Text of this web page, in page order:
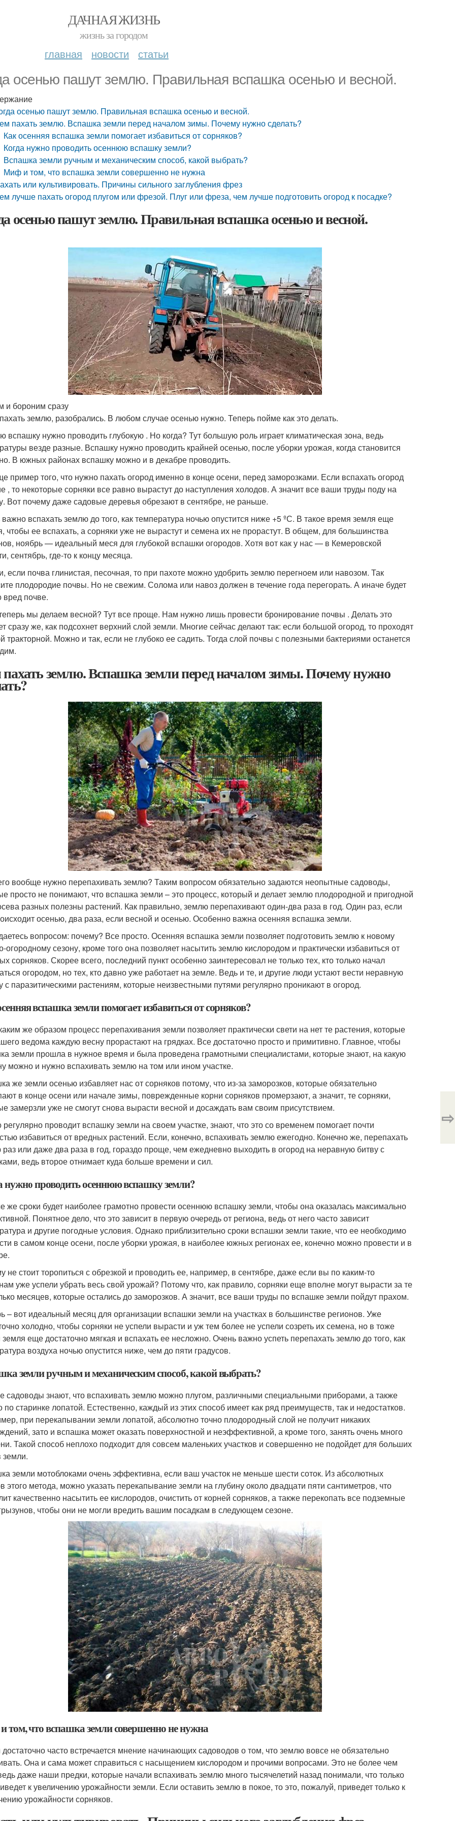
ДАЧНАЯ ЖИЗНЬ
жизнь за городом
главная новости статьи
осенью пашут землю. Правильная вспашка осенью и весной.
осенью пашут землю. Правильная вспашка осенью и весной.
пахать землю. Вспашка земли перед началом зимы. Почему нужно сделать?
Как осенняя вспашка земли помогает избавиться от сорняков?
Когда нужно проводить осеннюю вспашку земли?
Вспашка земли ручным и механическим способ, какой выбрать?
Миф и том, что вспашка земли совершенно не нужна
или культивировать. Причины сильного заглубления фрез
лучше пахать огород плугом или фрезой. Плуг или фреза, чем лучше подготовить огород к посадке?
осенью пашут землю. Правильная вспашка осенью и весной.
и бороним сразу
землю, разобрались. В любом случае осенью нужно. Теперь пойме как это делать.
вспашку нужно проводить глубокую . Но когда? Тут большую роль играет климатическая зона, ведь
везде разные. Вспашку нужно проводить крайней осенью, после уборки урожая, когда становится
В южных районах вспашку можно и в декабре проводить.
пример того, что нужно пахать огород именно в конце осени, перед заморозками. Если вспахать огород
, то некоторые сорняки все равно вырастут до наступления холодов. А значит все ваши труды поду на
Вот почему даже садовые деревья обрезают в сентябре, не раньше.
вспахать землю до того, как температура ночью опустится ниже +5 ºС. В такое время земля еще
чтобы ее вспахать, а сорняки уже не вырастут и семена их не прорастут. В общем, для большинства
ноябрь — идеальный меся для глубокой вспашки огородов. Хотя вот как у нас — в Кемеровской
сентябрь, где-то к концу месяца.
если почва глинистая, песочная, то при пахоте можно удобрить землю перегноем или навозом. Так
плодородие почвы. Но не свежим. Солома или навоз должен в течение года перегорать. А иначе будет
вред почве.
мы делаем весной? Тут все проще. Нам нужно лишь провести бронирование почвы . Делать это
сразу же, как подсохнет верхний слой земли. Многие сейчас делают так: если большой огород, то проходят
тракторной. Можно и так, если не глубоко ее садить. Тогда слой почвы с полезными бактериями останется
землю. Вспашка земли перед началом зимы. Почему нужно
вообще нужно перепахивать землю? Таким вопросом обязательно задаются неопытные садоводы,
просто не понимают, что вспашка земли – это процесс, который и делает землю плодородной и пригодной
разных полезны растений. Как правильно, землю перепахивают один-два раза в год. Один раз, если
осенью, два раза, если весной и осенью. Особенно важна осенняя вспашка земли.
вопросом: почему? Все просто. Осенняя вспашка земли позволяет подготовить землю к новому
огородному сезону, кроме того она позволяет насытить землю кислородом и практически избавиться от
сорняков. Скорее всего, последний пункт особенно заинтересовал не только тех, кто только начал
огородом, но тех, кто давно уже работает на земле. Ведь и те, и другие люди устают вести неравную
с паразитическими растениям, которые неизвестными путями регулярно проникают в огород.
вспашка земли помогает избавиться от сорняков?
же образом процесс перепахивания земли позволяет практически свети на нет те растения, которые
ведома каждую весну прорастают на грядках. Все достаточно просто и примитивно. Главное, чтобы
земли прошла в нужное время и была проведена грамотными специалистами, которые знают, на какую
можно и нужно вспахивать землю на том или ином участке.
же земли осенью избавляет нас от сорняков потому, что из-за заморозков, которые обязательно
в конце осени или начале зимы, поврежденные корни сорняков промерзают, а значит, те сорняки,
замерзли уже не смогут снова вырасти весной и досаждать вам своим присутствием.
регулярно проводит вспашку земли на своем участке, знают, что это со временем помогает почти
избавиться от вредных растений. Если, конечно, вспахивать землю ежегодно. Конечно же, перепахать
или даже два раза в год, гораздо проще, чем ежедневно выходить в огород на неравную битву с
ведь второе отнимает куда больше времени и сил.
нужно проводить осеннюю вспашку земли?
же сроки будет наиболее грамотно провести осеннюю вспашку земли, чтобы она оказалась максимально
Понятное дело, что это зависит в первую очередь от региона, ведь от него часто зависит
и другие погодные условия. Однако приблизительно сроки вспашки земли такие, что ее необходимо
в самом конце осени, после уборки урожая, в наиболее южных регионах ее, конечно можно провести и в
не стоит торопиться с обрезкой и проводить ее, например, в сентябре, даже если вы по каким-то
уже успели убрать весь свой урожай? Потому что, как правило, сорняки еще вполне могут вырасти за те
месяцев, которые остались до заморозков. А значит, все ваши труды по вспашке земли пойдут прахом.
– вот идеальный месяц для организации вспашки земли на участках в большинстве регионов. Уже
холодно, чтобы сорняки не успели вырасти и уж тем более не успели созреть их семена, но в тоже
еще достаточно мягкая и вспахать ее несложно. Очень важно успеть перепахать землю до того, как
воздуха ночью опустится ниже, чем до пяти градусов.
земли ручным и механическим способ, какой выбрать?
садоводы знают, что вспахивать землю можно плугом, различными специальными приборами, а также
по старинке лопатой. Естественно, каждый из этих способ имеет как ряд преимуществ, так и недостатков.
при перекапывании земли лопатой, абсолютно точно плодородный слой не получит никаких
зато и вспашка может оказать поверхностной и неэффективной, а кроме того, занять очень много
Такой способ неплохо подходит для совсем маленьких участков и совершенно не подойдет для больших
земли.
земли мотоблоками очень эффективна, если ваш участок не меньше шести соток. Из абсолютных
этого метода, можно указать перекапывание земли на глубину около двадцати пяти сантиметров, что
качественно насытить ее кислородов, очистить от корней сорняков, а также перекопать все подземные
чтобы они не могли вредить вашим посадкам в следующем сезоне.
том, что вспашка земли совершенно не нужна
достаточно часто встречается мнение начинающих садоводов о том, что землю вовсе не обязательно
Она и сама может справиться с насыщением кислородом и прочими вопросами. Это не более чем
даже наши предки, которые начали вспахивать землю много тысячелетий назад понимали, что только
к увеличению урожайности земли. Если оставить землю в покое, то это, пожалуй, приведет только к
урожайности сорняков.
⇨